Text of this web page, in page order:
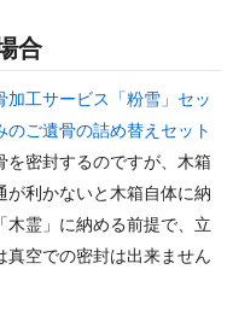
合
加工サービス「粉雪」セッ
ご遺骨の詰め替えセット
を密封するのですが、木箱
が利かないと木箱自体に納
木霊」に納める前提で、立
真空での密封は出来ません